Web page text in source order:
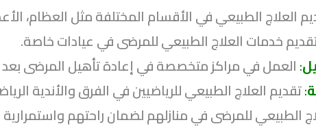
العلاج الطبيعي في الأقسام المختلفة مثل العظام،
خدمات العلاج الطبيعي للمرضى في عيادات خاصة.
:العمل في مراكز متخصصة في إعادة تأهيل المرضى بعد
:تقديم العلاج الطبيعي للرياضيين في الفرق والأندية
الطبيعي للمرضى في منازلهم لضمان راحتهم واستمرارية